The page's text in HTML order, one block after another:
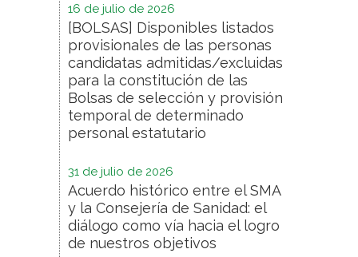
16 de julio de 2026
[BOLSAS] Disponibles listados
provisionales de las personas
candidatas admitidas/excluidas
para la constitución de las
Bolsas de selección y provisión
temporal de determinado
personal estatutario
31 de julio de 2026
Acuerdo histórico entre el SMA
y la Consejería de Sanidad: el
diálogo como vía hacia el logro
de nuestros objetivos